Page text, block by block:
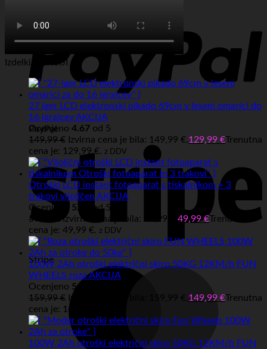
PayPal
Stripe
Izdelki v AKCIJI
27 iger LCD elektronski pikado 69cm v leseni omarici do
16 igralcev AKCIJA
Ocenjeno 4.67 od 5
149,99€ Izvirna cena je bila: 149,99 €.129,99 €Trenutna
cena je: 129,99 €. z DDV
Otroški LCD instant fotoaparat s tiskalnikom + 3
trakovi vijoličen AKCIJA
Ocenjeno 5.00
od 5
59,99
€ Izvirna cena je bila: 59,99 €. 49,99€Trenutna
cena je: 49,99 €. z DDV
100W 2Ah otroški električni skiro 50KG 12KM/h FUN
WHEELS roza AKCIJA
Ocenjeno 5.00
159,99€ Izvirna cena je bila: 159,99 €. 149,99 €Trenutna
cena je: 149,99 €.
100W 2Ah otroški električni skiro 50KG 12KM/h FUN